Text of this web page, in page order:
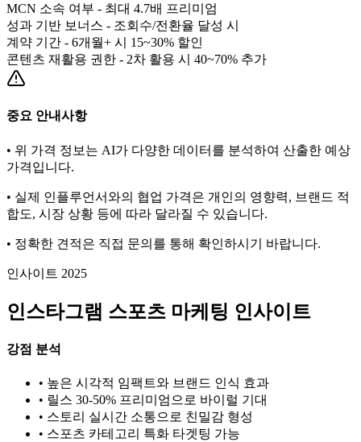
MCN 소속 여부 - 최대 4.7배 프리미엄
성과 기반 보너스 - 조회수/전환율 달성 시
계약 기간 - 6개월+ 시 15~30% 할인
콘텐츠 재활용 권한 - 2차 활용 시 40~70% 추가
중요 안내사항
• 위 가격 정보는 AI가 다양한 데이터를 분석하여 산출한 예상
가격입니다.
• 실제 인플루언서와의 협업 가격은 개인의 영향력, 브랜드 적
합도, 시장 상황 등에 따라 달라질 수 있습니다.
• 정확한 견적은 직접 문의를 통해 확인하시기 바랍니다.
인사이트 2025
인스타그램 스포츠 마케팅 인사이트
강점 분석
• 높은 시각적 임팩트와 브랜드 인식 효과
• 릴스 30-50% 프리미엄으로 바이럴 기대
• 스토리 실시간 소통으로 친밀감 형성
• 스포츠 카테고리 특화 타겟팅 가능